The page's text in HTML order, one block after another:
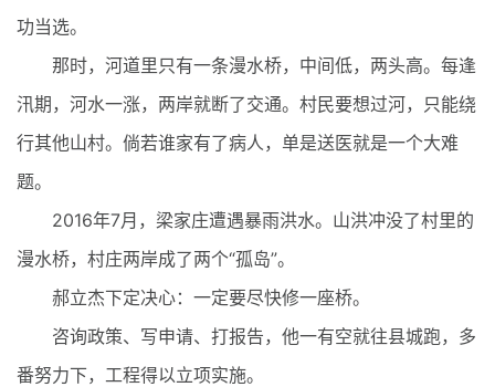
功当选。
那时，河道里只有一条漫水桥，中间低，两头高。每逢
汛期，河水一涨，两岸就断了交通。村民要想过河，只能绕
行其他山村。倘若谁家有了病人，单是送医就是一个大难
题。
2016年7月，梁家庄遭遇暴雨洪水。山洪冲没了村里的
漫水桥，村庄两岸成了两个“孤岛”。
郝立杰下定决心：一定要尽快修一座桥。
咨询政策、写申请、打报告，他一有空就往县城跑，多
番努力下，工程得以立项实施。